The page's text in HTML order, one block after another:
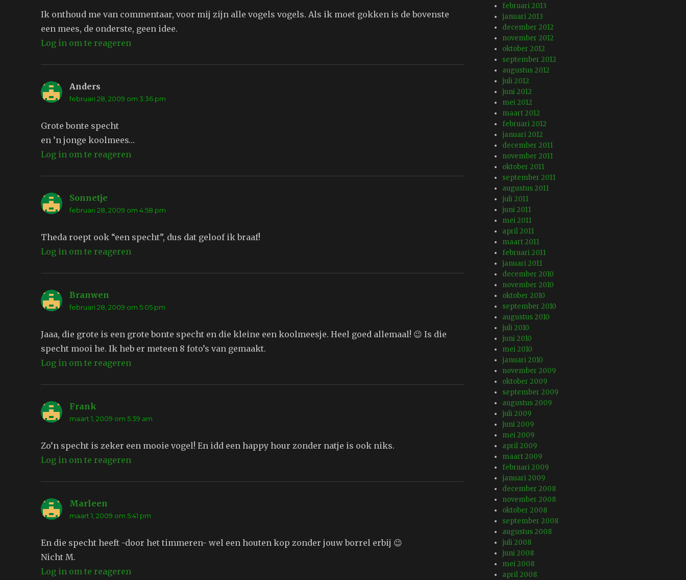
Ik onthoud me van commentaar, voor mij zijn alle vogels vogels. Als ik moet gokken is de bovenste
een mees, de onderste, geen idee.
Log in om te reageren
Anders
februari 28, 2009 om 3:36 pm
Grote bonte specht
en ’n jonge koolmees…
Log in om te reageren
Sonnetje
februari 28, 2009 om 4:58 pm
Theda roept ook “een specht”, dus dat geloof ik braaf!
Log in om te reageren
Branwen
februari 28, 2009 om 5:05 pm
Jaaa, die grote is een grote bonte specht en die kleine een koolmeesje. Heel goed allemaal! 😉 Is die
specht mooi he. Ik heb er meteen 8 foto’s van gemaakt.
Log in om te reageren
Frank
maart 1, 2009 om 5:39 am
Zo’n specht is zeker een mooie vogel! En idd een happy hour zonder natje is ook niks.
Log in om te reageren
Marleen
maart 1, 2009 om 5:41 pm
En die specht heeft -door het timmeren- wel een houten kop zonder jouw borrel erbij 😉
Nicht M.
Log in om te reageren
februari 2013
januari 2013
december 2012
november 2012
oktober 2012
september 2012
augustus 2012
juli 2012
juni 2012
mei 2012
maart 2012
februari 2012
januari 2012
december 2011
november 2011
oktober 2011
september 2011
augustus 2011
juli 2011
juni 2011
mei 2011
april 2011
maart 2011
februari 2011
januari 2011
december 2010
november 2010
oktober 2010
september 2010
augustus 2010
juli 2010
juni 2010
mei 2010
januari 2010
november 2009
oktober 2009
september 2009
augustus 2009
juli 2009
juni 2009
mei 2009
april 2009
maart 2009
februari 2009
januari 2009
december 2008
november 2008
oktober 2008
september 2008
augustus 2008
juli 2008
juni 2008
mei 2008
april 2008